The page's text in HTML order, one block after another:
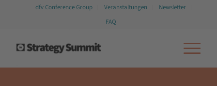
dfv Conference Group Veranstaltungen
Newsletter
FAQ